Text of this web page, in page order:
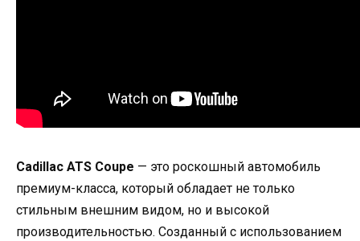
Cadillac ATS Coupe — это роскошный автомобиль
премиум-класса, который обладает не только
стильным внешним видом, но и высокой
производительностью. Созданный с использованием